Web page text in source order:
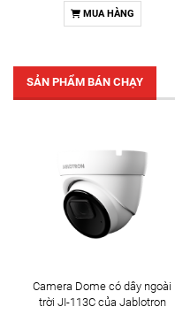
MUA HÀNG
SẢN PHẨM BÁN CHẠY
Camera Dome có dây ngoài
trời JI-113C của Jablotron